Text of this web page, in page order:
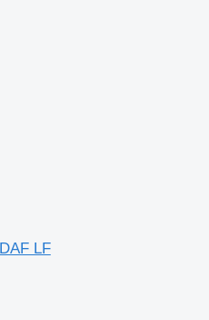
LF